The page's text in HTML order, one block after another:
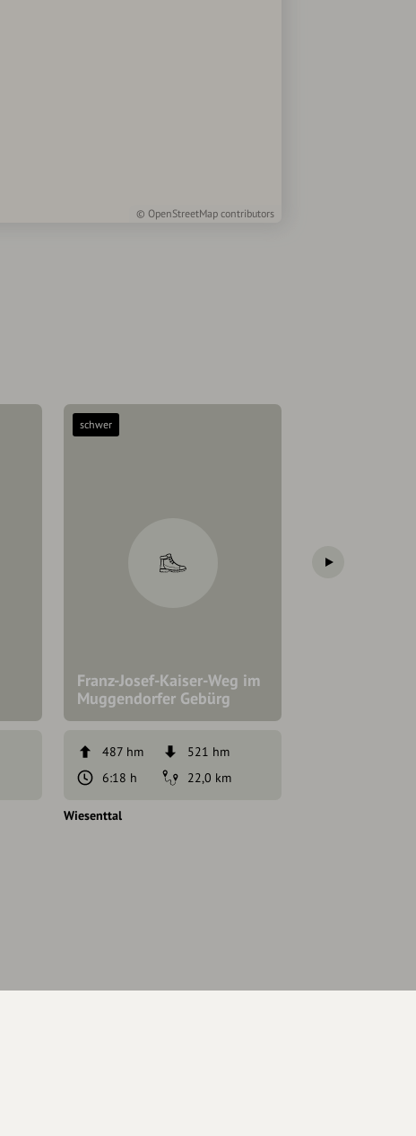
© OpenStreetMap contributors
Franz-Josef-Kaiser-Weg im
Muggendorfer Gebürg
schwer
487 hm
521 hm
6:18 h
22,0 km
Wiesenttal